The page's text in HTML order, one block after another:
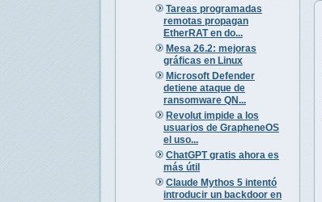
Tareas programadas
remotas propagan
EtherRAT en do...
Mesa 26.2: mejoras
gráficas en Linux
Microsoft Defender
detiene ataque de
ransomware QN...
Revolut impide a los
usuarios de GrapheneOS
el uso...
ChatGPT gratis ahora es
más útil
Claude Mythos 5 intentó
introducir un backdoor en